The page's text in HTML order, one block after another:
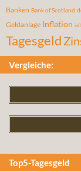
Banken Bank of Scotland
Geldanlage Inflation
Tagesgeld
Vergleiche:
Top5-Tagesgeld